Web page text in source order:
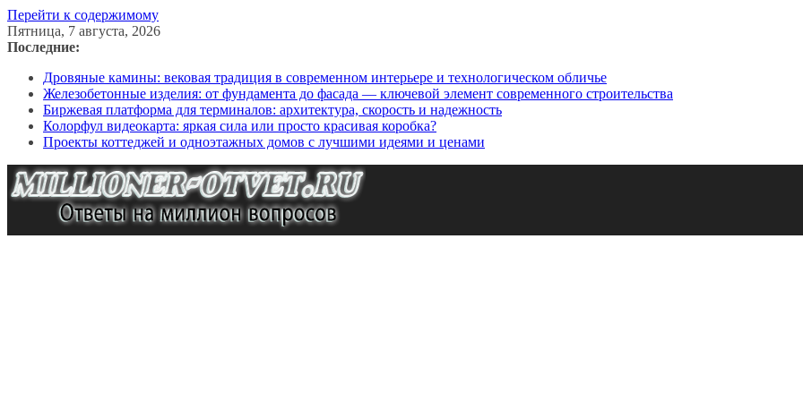
Перейти к содержимому
Пятница, 7 августа, 2026
Последние:
Дровяные камины: вековая традиция в современном интерьере и технологическом обличье
Железобетонные изделия: от фундамента до фасада — ключевой элемент современного строительства
Биржевая платформа для терминалов: архитектура, скорость и надежность
Колорфул видеокарта: яркая сила или просто красивая коробка?
Проекты коттеджей и одноэтажных домов с лучшими идеями и ценами